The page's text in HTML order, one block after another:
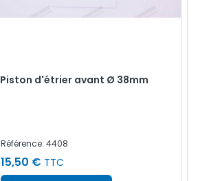
Piston d'étrier avant Ø 38mm
Référence: 4408
15,50 € TTC